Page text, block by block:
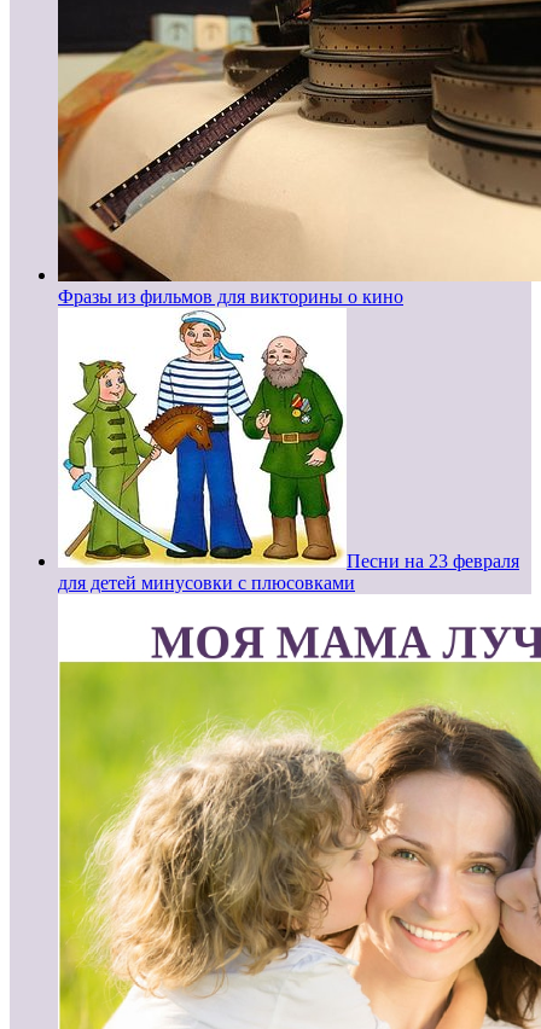
Фразы из фильмов для викторины о кино
Песни на 23 февраля
для детей минусовки с плюсовками